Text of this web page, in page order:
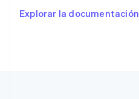
Explorar la documentación
English